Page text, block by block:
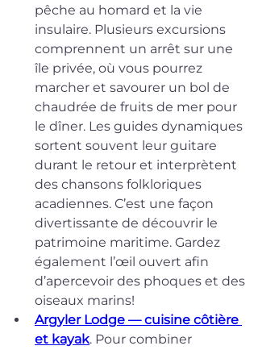
pêche au homard et la vie
insulaire. Plusieurs excursions
comprennent un arrêt sur une
île privée, où vous pourrez
marcher et savourer un bol de
chaudrée de fruits de mer pour
le dîner. Les guides dynamiques
sortent souvent leur guitare
durant le retour et interprètent
des chansons folkloriques
acadiennes. C’est une façon
divertissante de découvrir le
patrimoine maritime. Gardez
également l’œil ouvert afin
d’apercevoir des phoques et des
oiseaux marins!
Argyler Lodge — cuisine côtière
et kayak. Pour combiner